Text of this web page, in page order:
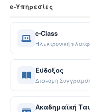
e-Yπηρεσίες
e-Class
Ηλεκτρονική
Εύδοξος
Διανομή
Ακαδημαϊκή